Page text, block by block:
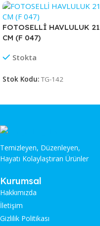
FOTOSELLİ HAVLULUK 21
CM (F 047)
Stokta
Stok Kodu: TG-142
Temizleyen, Düzenleyen,
Hayatı Kolaylaştıran Ürünler
Kurumsal
Hakkımızda
İletişim
Gizlilik Politikası